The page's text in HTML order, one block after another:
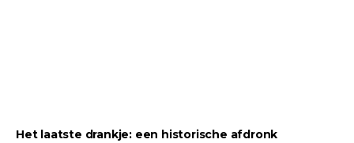
Het laatste drankje: een historische afdronk